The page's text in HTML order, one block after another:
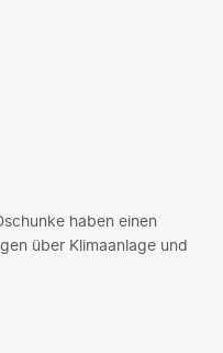
haben einen
über Klimaanlage und